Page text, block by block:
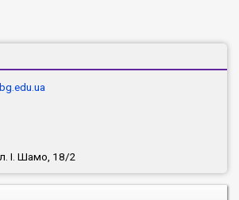
І. Шамо, 18/2